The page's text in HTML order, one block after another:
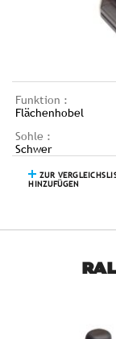
Funktion :
Flächenhobel
Sohle :
Schwer
ZUR
HINZUFÜGEN